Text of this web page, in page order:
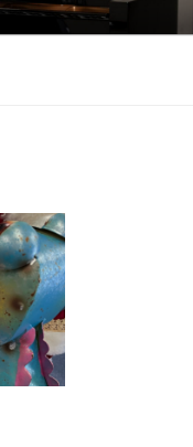
生きることは喜
かけがえのない